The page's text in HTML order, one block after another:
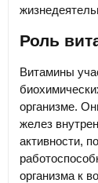
Роль
Витамины
организме.
желез
активности,
организма к